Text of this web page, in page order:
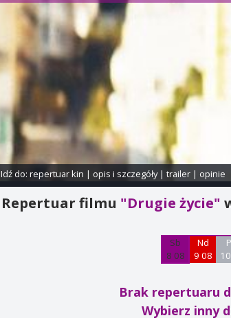
Idź do: repertuar kin | opis i szczegóły| trailer| opinie
Repertuar filmu "Drugie życie"
Sb
8 08
Nd
9 08
Brak repertuaru
Wybierz inny